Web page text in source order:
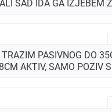
SAD IDA GA IZJEBEM
PASIVNOG DO
AKTIV, SAMO POZIV